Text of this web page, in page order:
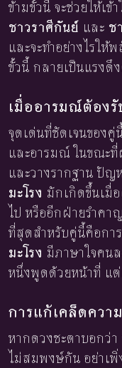
ข้ามขั้วนี้ จะช่วยให้เข้
ชาวราศีกันย์ และ ช
และจะทำอย่างไรใ
ขั้วนี้ กลายเป็นแรงดึ
เมื่ออารมณ์ต้อง
จุดเด่นที่ชัดเจนของ
และอารมณ์ ในขณะ
และวางรากฐาน ปัญ
มะโรง มักเกิดขึ้นเมื่
ไป หรืออีกฝ่ายรำค
ที่สุดสำหรับคู่นี้คือกา
มะโรง มีภาษาใจคน
หนึ่งพูดด้วยหน้าที่ แ
การแก้เคล็ดควา
หากดวงชะตาบอกว่า
ไม่สมพงษ์กัน อย่าเพิ่